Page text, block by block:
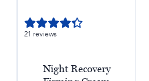
21 reviews
Night Recovery